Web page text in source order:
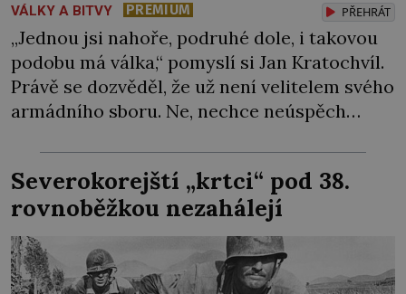
VÁLKY A BITVY PREMIUM PŘEHRÁT
„Jednou jsi nahoře, podruhé dole, i takovou
podobu má válka,“ pomyslí si Jan Kratochvíl.
Právě se dozvěděl, že už není velitelem svého
armádního sboru. Ne, nechce neúspěch
O jeho schopnosti tu ovšem nejde. Sověti
zkrátka musejí najít viníka… Generál
Heliodor Píka (1897–1949), velitel mise
Československé armády […]
Severokorejští „krtci“ pod 38.
rovnoběžkou nezahálejí